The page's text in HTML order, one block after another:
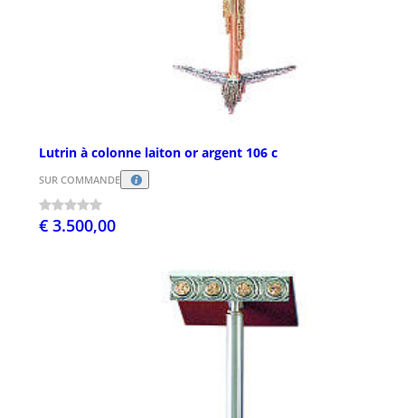
Lutrin à colonne laiton or argent 106 c
SUR COMMANDE
€ 3.500,00